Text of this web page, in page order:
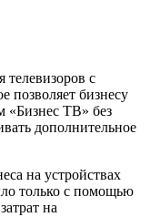
телевизоров с
позволяет бизнесу
«Бизнес ТВ» без
дополнительное
на устройствах
только с помощью
на